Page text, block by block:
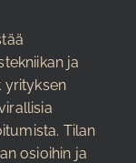
ja
yrityksen
Tilan
osioihin ja